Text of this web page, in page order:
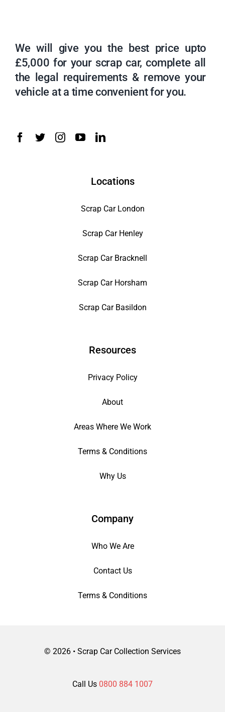
We will give you the best price upto
£5,000 for your scrap car, complete all
the legal requirements & remove your
vehicle at a time convenient for you.
Locations
Scrap Car London
Scrap Car Henley
Scrap Car Bracknell
Scrap Car Horsham
Scrap Car Basildon
Resources
Privacy Policy
About
Areas Where We Work
Terms & Conditions
Why Us
Company
Who We Are
Contact Us
Terms & Conditions
© 2026 • Scrap Car Collection Services
Call Us 0800 884 1007